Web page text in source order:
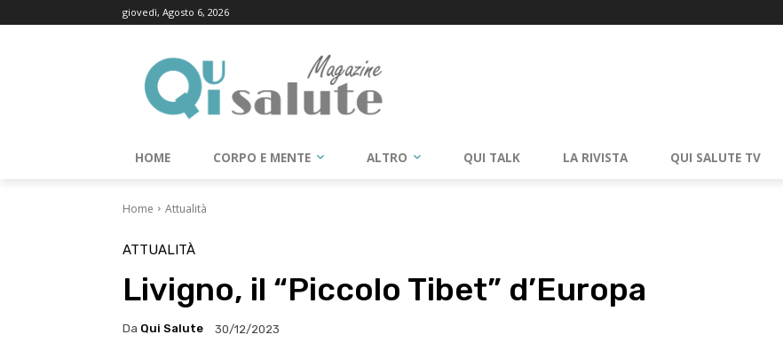
giovedì, Agosto 6, 2026
HOME CORPO E MENTE ALTRO QUI TALK LA RIVISTA QUI SALUTE TV
Home Attualità
ATTUALITÀ
Livigno, il “Piccolo Tibet” d’Europa
Da Qui Salute 30/12/2023